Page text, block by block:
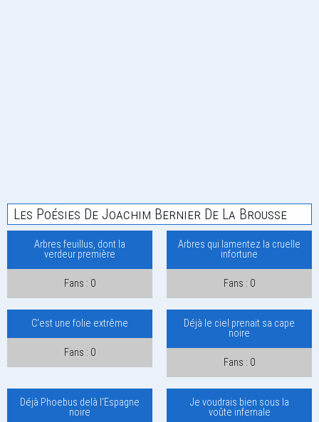
Les Poésies De Joachim Bernier De La Brousse
Arbres feuillus, dont la
verdeur première
Fans : 0
Arbres qui lamentez la cruelle
infortune
Fans : 0
C'est une folie extrême
Fans : 0
Déjà le ciel prenait sa cape
noire
Fans : 0
Déjà Phoebus delà l'Espagne
noire
Je voudrais bien sous la
voûte infernale